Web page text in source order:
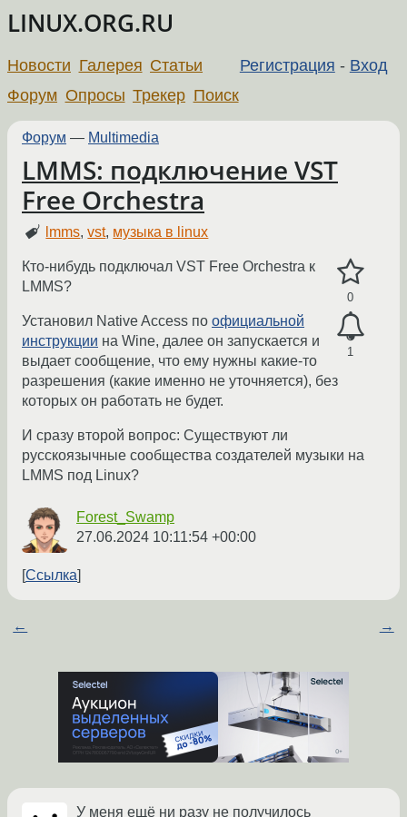
LINUX.ORG.RU
Регистрация - Вход
Новости Галерея Статьи
Форум Опросы Трекер Поиск
Форум — Multimedia
LMMS: подключение VST
Free Orchestra
lmms,vst, музыка в linux
0
1
Кто-нибудь подключал VST Free Orchestra к
LMMS?
Установил Native Access по официальной
инструкции на Wine, далее он запускается и
выдает сообщение, что ему нужны какие-то
разрешения (какие именно не уточняется), без
которых он работать не будет.
И сразу второй вопрос: Существуют ли
русскоязычные сообщества создателей музыки на
LMMS под Linux?
Forest_Swamp
27.06.2024 10:11:54 +00:00
Ссылка
← →
У меня ещё ни разу не получилось